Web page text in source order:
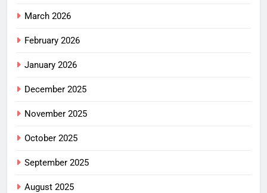
March 2026
February 2026
January 2026
December 2025
November 2025
October 2025
September 2025
August 2025